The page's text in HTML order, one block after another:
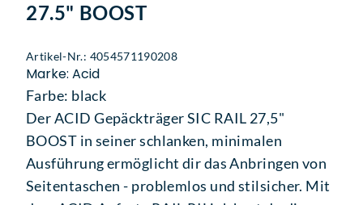
27.5" BOOST
Artikel-Nr.: 4054571190208
Marke: Acid
Farbe: black
Der ACID Gepäckträger SIC RAIL 27,5"
BOOST in seiner schlanken, minimalen
Ausführung ermöglicht dir das Anbringen von
Seitentaschen - problemlos und stilsicher. Mit